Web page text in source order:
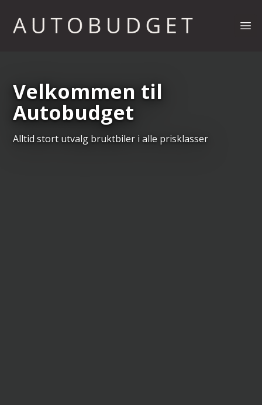
Velkommen til
Autobudget
Alltid stort utvalg bruktbiler i alle prisklasser